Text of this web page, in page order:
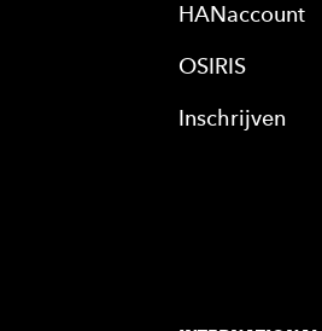
HANaccount
OSIRIS
Inschrijven